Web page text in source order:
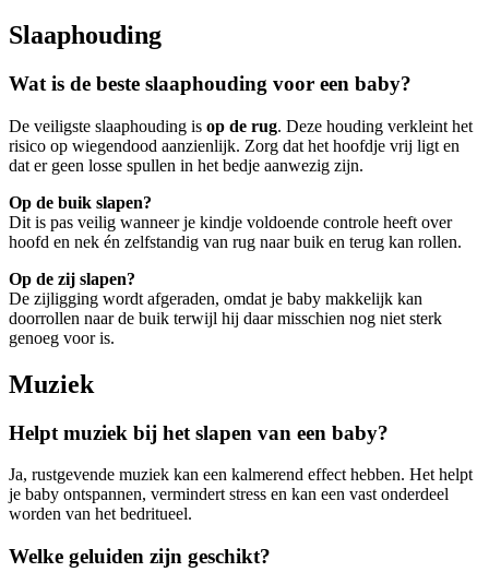
Slaaphouding
Wat is de beste slaaphouding voor een baby?
De veiligste slaaphouding is op de rug. Deze houding verkleint het
risico op wiegendood aanzienlijk. Zorg dat het hoofdje vrij ligt en
dat er geen losse spullen in het bedje aanwezig zijn.
Op de buik slapen?
Dit is pas veilig wanneer je kindje voldoende controle heeft over
hoofd en nek én zelfstandig van rug naar buik en terug kan rollen.
Op de zij slapen?
De zijligging wordt afgeraden, omdat je baby makkelijk kan
doorrollen naar de buik terwijl hij daar misschien nog niet sterk
genoeg voor is.
Muziek
Helpt muziek bij het slapen van een baby?
Ja, rustgevende muziek kan een kalmerend effect hebben. Het helpt
je baby ontspannen, vermindert stress en kan een vast onderdeel
worden van het bedritueel.
Welke geluiden zijn geschikt?